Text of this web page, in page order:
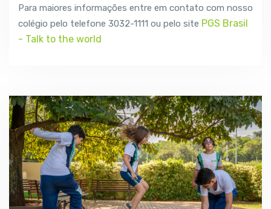
Para maiores informações entre em contato com nosso
colégio pelo telefone 3032-1111 ou pelo site PGS Brasil
- Talk to the world